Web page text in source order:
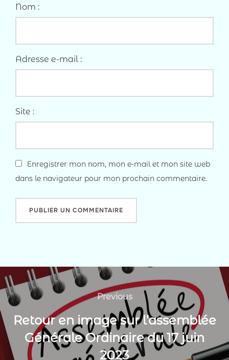
Nom :
Adresse e-mail :
Site :
Enregistrer mon nom, mon e-mail et mon site web
dans le navigateur pour mon prochain commentaire.
Navigation
de
l’article
Previous
Previous
Retour en image sur l’assemblée
Générale Ordinaire du 17 juin
2023